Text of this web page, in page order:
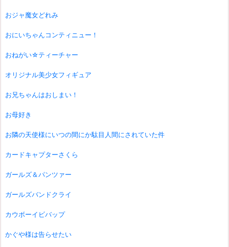
おジャ魔女どれみ
おにいちゃんコンティニュー！
おねがい☆ティーチャー
オリジナル美少女フィギュア
お兄ちゃんはおしまい！
お母好き
お隣の天使様にいつの間にか駄目人間にされていた件
カードキャプターさくら
ガールズ＆パンツァー
ガールズバンドクライ
カウボーイビバップ
かぐや様は告らせたい